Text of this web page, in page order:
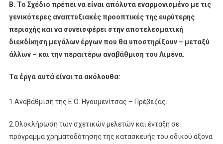
Β. Το Σχέδιο πρέπει να είναι απόλυτα εναρμονισμένο με τις
γενικότερες αναπτυξιακές προοπτικές της ευρύτερης
περιοχής και να συνεισφέρει στην αποτελεσματική
διεκδίκηση μεγάλων έργων που θα υποστηρίξουν – μεταξύ
άλλων – και την περαιτέρω αναβάθμιση του Λιμένα.
Τα έργα αυτά είναι τα ακόλουθα:
1.Αναβάθμιση της Ε.Ο. Ηγουμενίτσας – Πρέβεζας.
2.Ολοκλήρωση των σχετικών μελετών και ένταξη σε
πρόγραμμα χρηματοδότησης της κατασκευής του οδικού άξονα